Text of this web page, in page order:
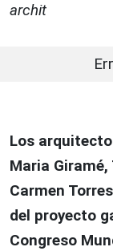
archit
Los
Maria Giramé,
Carmen
del proyecto
Congreso